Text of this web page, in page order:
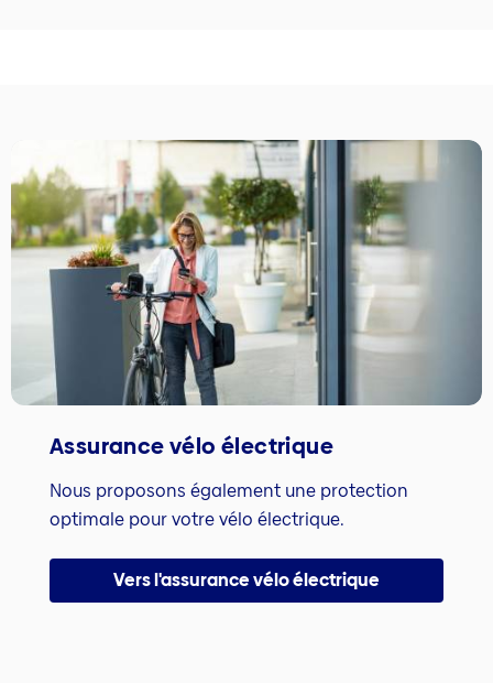
Assurance vélo électrique
Nous proposons également une protection
optimale pour votre vélo électrique.
Vers l'assurance vélo électrique